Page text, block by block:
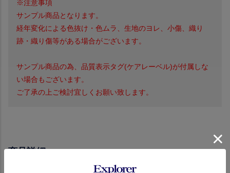
※注意事項
サンプル商品となります。
経年変化による色抜け・色ムラ、生地のヨレ、小傷、織り
跡・織り傷等がある場合がございます。
サンプル商品の為、品質表示タグ(ケアレーベル)が付属しな
い場合もございます。
ご了承の上ご検討宜しくお願い致します。
商品詳細